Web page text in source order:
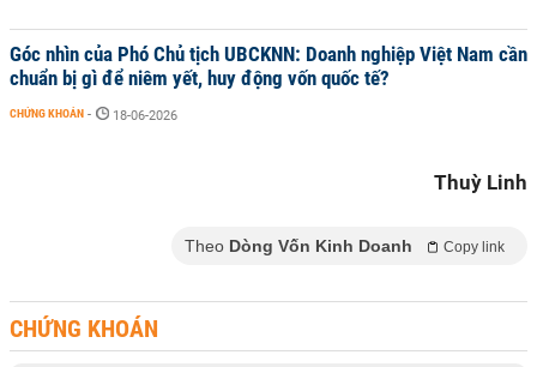
Góc nhìn của Phó Chủ tịch UBCKNN: Doanh nghiệp Việt Nam cần
chuẩn bị gì để niêm yết, huy động vốn quốc tế?
CHỨNG KHOÁN - 18-06-2026
Thuỳ Linh
Theo Dòng Vốn Kinh Doanh Copy link
CHỨNG KHOÁN